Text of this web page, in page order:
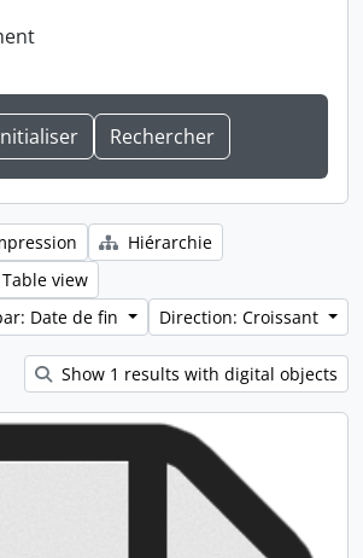
Hiérarchie
Table view
Date de fin
Direction: Croissant
Show 1 results with digital objects